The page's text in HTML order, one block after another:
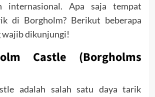
internasional. Apa saja tempat
di Borgholm? Berikut beberapa
wajib dikunjungi!
Castle (Borgholms
adalah salah satu daya tarik